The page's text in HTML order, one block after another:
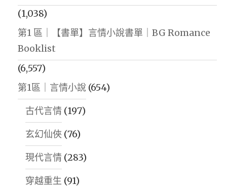
(1,038)
第1 區｜【書單】言情小說書單｜BG Romance
Booklist
(6,557)
第1區｜言情小說 (654)
古代言情 (197)
玄幻仙俠 (76)
現代言情 (283)
穿越重生 (91)